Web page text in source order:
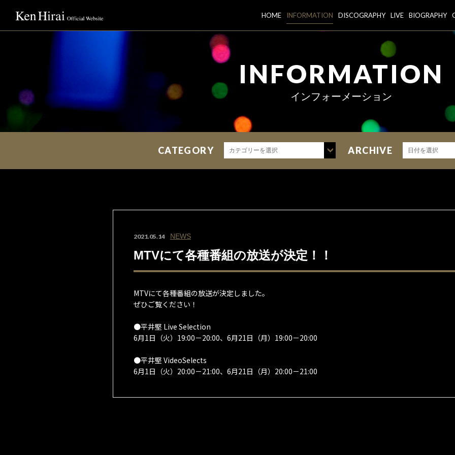
HOME INFORMATION DISCOGRAPHY LIVE BIOGRAPHY
INFORMATION
インフォーメーション
CATEGORY カテゴリーを選択 ARCHIVE 日付を選択
2021.05.14 NEWS
MTVにて各種番組の放送が決定！！
MTVにて各種番組の放送が決定しました。
ぜひご覧ください！
●平井堅 Live Selection
6月1日（火）19:00－20:00、6月21日（月）19:00－20:00
●平井堅 VideoSelects
6月1日（火）20:00－21:00、6月21日（月）20:00－21:00